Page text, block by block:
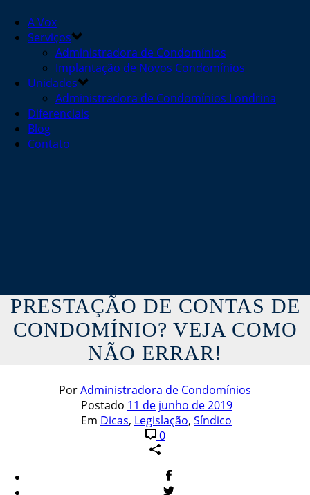
A Vox
Serviços
Administradora de Condomínios
Implantação de Novos Condomínios
Unidades
Administradora de Condomínios Londrina
Diferenciais
Blog
Contato
PRESTAÇÃO DE CONTAS DE
CONDOMÍNIO? VEJA COMO
NÃO ERRAR!
PorAdministradora de Condomínios
Postado 11 de junho de 2019
Em Dicas, Legislação, Síndico
0